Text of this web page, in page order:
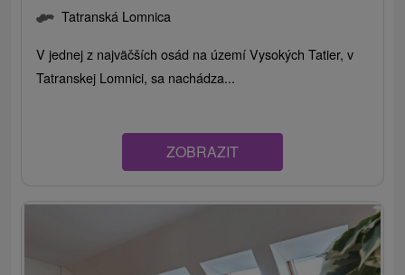
Tatranská Lomnica
V jednej z najväčších osád na území Vysokých Tatier, v
Tatranskej Lomnici, sa nachádza...
ZOBRAZIT